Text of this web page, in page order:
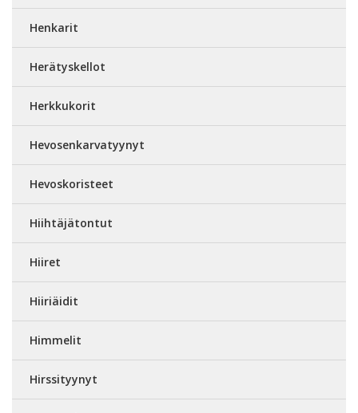
Henkarit
Herätyskellot
Herkkukorit
Hevosenkarvatyynyt
Hevoskoristeet
Hiihtäjätontut
Hiiret
Hiiriäidit
Himmelit
Hirssityynyt